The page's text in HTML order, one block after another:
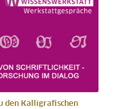
den Kalligrafischen